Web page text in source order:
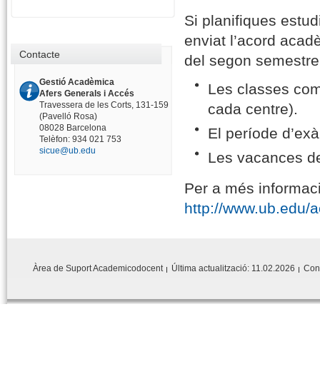
Si planifiques
enviat l’acord
del segon
Les classes
cada centre).
El període
Les vacances
Per a més
http://www.ub.edu/
Contacte
Gestió Acadèmica
Afers Generals i Accés
Travessera de les Corts, 131-159
(Pavelló Rosa)
08028 Barcelona
Telèfon: 934 021 753
sicue@ub.edu
Àrea de Suport Academicodocent Última actualització: 11.02.2026